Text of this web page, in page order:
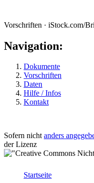
Vorschriften · iStock.com/
Navigation:
Dokumente
Vorschriften
Daten
Hilfe / Infos
Kontakt
Sofern nichtanders
der Lizenz
Startseite